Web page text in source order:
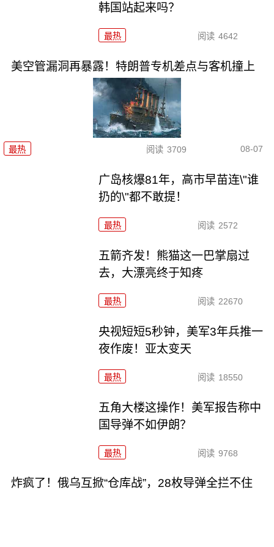
韩国站起来吗？
最热 阅读 4642
美空管漏洞再暴露！特朗普专机差点与客机撞上
最热 阅读 3709 08-07
广岛核爆81年，高市早苗连\"谁
扔的\"都不敢提！
最热 阅读 2572
五箭齐发！熊猫这一巴掌扇过
去，大漂亮终于知疼
最热 阅读 22670
央视短短5秒钟，美军3年兵推一
夜作废！亚太变天
最热 阅读 18550
五角大楼这操作！美军报告称中
国导弹不如伊朗？
最热 阅读 9768
炸疯了！俄乌互掀“仓库战”，28枚导弹全拦不住